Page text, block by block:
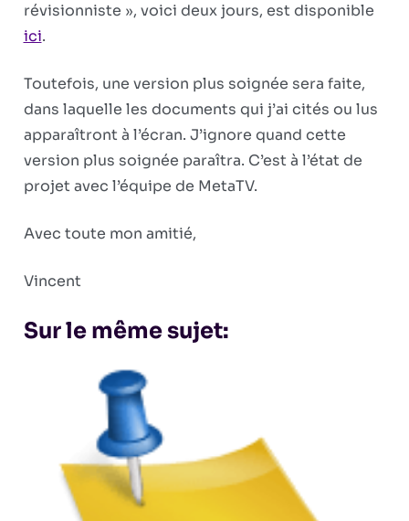
Internet
révisionniste », voici deux jours, est disponible
ici.
Toutefois, une version plus soignée sera faite,
dans laquelle les documents qui j’ai cités ou lus
apparaîtront à l’écran. J’ignore quand cette
version plus soignée paraîtra. C’est à l’état de
projet avec l’équipe de MetaTV.
Avec toute mon amitié,
Vincent
Sur le même sujet: